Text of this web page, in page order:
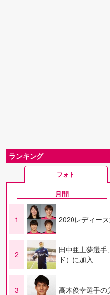
ランキング
フォト
月間
1 2020レディー
2
田中亜土夢選手
ド）に加入
3 高木俊幸選手の